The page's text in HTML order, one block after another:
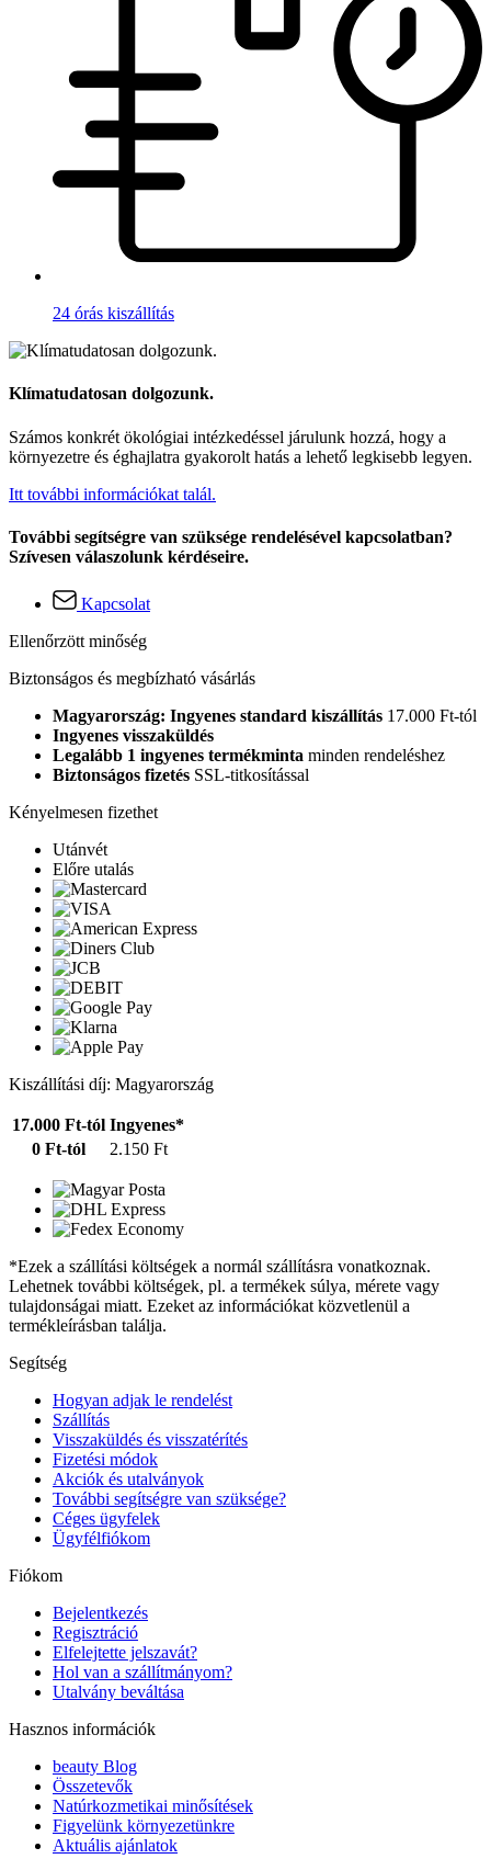
24 órás kiszállítás
Klímatudatosan dolgozunk.
Számos konkrét ökológiai intézkedéssel járulunk hozzá, hogy a
környezetre és éghajlatra gyakorolt hatás a lehető legkisebb legyen.
Itt további információkat talál.
További segítségre van szüksége rendelésével kapcsolatban?
Szívesen válaszolunk kérdéseire.
Kapcsolat
Ellenőrzött minőség
Biztonságos és megbízható vásárlás
Magyarország: Ingyenes standard kiszállítás 17.000 Ft-tól
Ingyenes visszaküldés
Legalább 1 ingyenes termékminta minden rendeléshez
Biztonságos fizetés SSL-titkosítással
Kényelmesen fizethet
Utánvét
Előre utalás
Kiszállítási díj: Magyarország
17.000 Ft-tól Ingyenes*
0 Ft-tól
2.150 Ft
*Ezek a szállítási költségek a normál szállításra vonatkoznak.
Lehetnek további költségek, pl. a termékek súlya, mérete vagy
tulajdonságai miatt. Ezeket az információkat közvetlenül a
termékleírásban találja.
Segítség
Hogyan adjak le rendelést
Szállítás
Visszaküldés és visszatérítés
Fizetési módok
Akciók és utalványok
További segítségre van szüksége?
Céges ügyfelek
Ügyfélfiókom
Fiókom
Bejelentkezés
Regisztráció
Elfelejtette jelszavát?
Hol van a szállítmányom?
Utalvány beváltása
Hasznos információk
beauty Blog
Összetevők
Natúrkozmetikai minősítések
Figyelünk környezetünkre
Aktuális ajánlatok